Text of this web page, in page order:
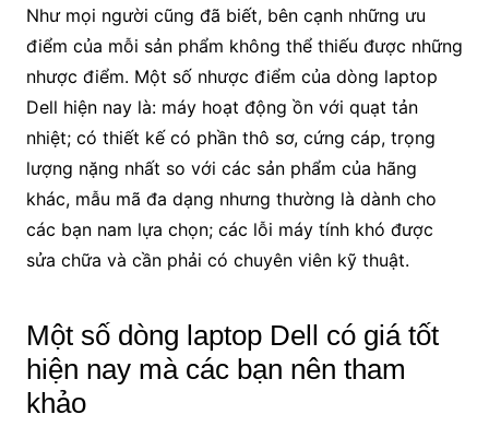
Như mọi người cũng đã biết, bên cạnh những ưu
điểm của mỗi sản phẩm không thể thiếu được những
nhược điểm. Một số nhược điểm của dòng laptop
Dell hiện nay là: máy hoạt động ồn với quạt tản
nhiệt; có thiết kế có phần thô sơ, cứng cáp, trọng
lượng nặng nhất so với các sản phẩm của hãng
khác, mẫu mã đa dạng nhưng thường là dành cho
các bạn nam lựa chọn; các lỗi máy tính khó được
sửa chữa và cần phải có chuyên viên kỹ thuật.
Một số dòng laptop Dell có giá tốt
hiện nay mà các bạn nên tham
khảo